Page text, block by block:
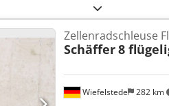
Wiefelstede 282 km
Zellenradschleuse
Schäffer8